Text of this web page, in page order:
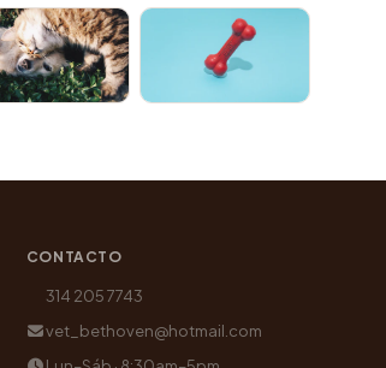
CONTACTO
314 205 7743
vet_bethoven@hotmail.com